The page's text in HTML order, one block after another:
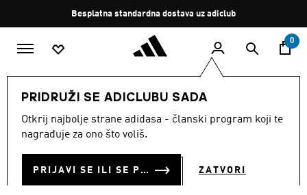
Zaustavi
rotaciju
Besplatna standardna dostava uz adiclub
0
PRIDRUŽI SE ADICLUBU SADA
Otkrij najbolje strane adidasa - članski program koji te
nagrađuje za ono što voliš.
PRIJAVI SE ILI SE PRIDRUŽI SADA ZATVORI
MODNE MARKE Sportswear Obuća
OBUĆA